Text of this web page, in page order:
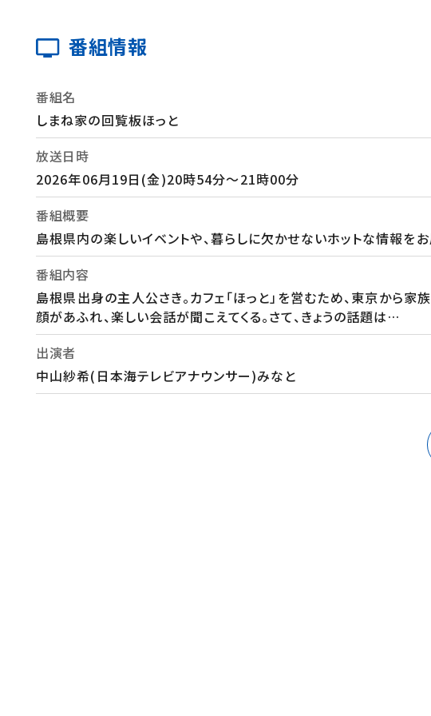
番組情報
番組名
しまね家の回覧板ほっと
放送日時
2026年06月19日(金)20時54分～21時00分
番組概要
島根県内の楽しいイベントや、暮らしに欠かせないホットな情報を
番組内容
島根県出身の主人公さき。カフェ「ほっと」を営むため、東京から
顔があふれ、楽しい会話が聞こえてくる。さて、きょうの話題は…
出演者
中山紗希(日本海テレビアナウンサー)みなと